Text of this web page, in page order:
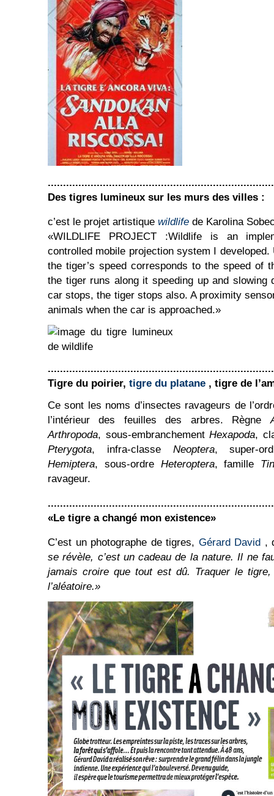
Des tigres lumineux sur les murs des villes :
c’est le projet artistique wildlife de Karolina
«WILDLIFE PROJECT :Wildlife is an
controlled mobile projection system I developed.
the tiger’s speed corresponds to the speed of
the tiger runs along it speeding up and
car stops, the tiger stops also. A proximity
animals when the car is approached.»
Tigre du poirier, tigre du platane , tigre de
Ce sont les noms d’insectes ravageurs de
l’intérieur des feuilles des arbres. Règne
Arthropoda, sous-embranchementHexapoda,
Pterygota, infra-classe Neoptera, super-
Hemiptera, sous-ordre Heteroptera, famille
ravageur.
«Le tigre a changé mon existence»
C’est un photographe de tigres, Gérard David ,
se révèle, c’est un cadeau de la nature. Il ne
jamais croire que tout est dû. Traquer le tigre,
l’aléatoire.»